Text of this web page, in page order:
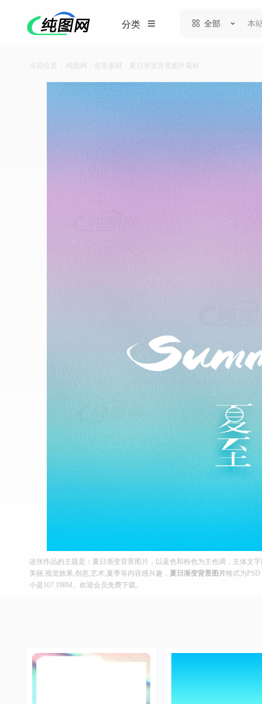
分类 全部
当前位置： 纯图网 背景素材 夏日渐变背景图片素材
这张作品的主题是：夏日渐变背景图片，以蓝色和粉色为主色调，主体文
美丽,视觉效果,创意,艺术,夏季等内容感兴趣， 夏日渐变背景图片格式为
小是107.198M。欢迎会员免费下载。